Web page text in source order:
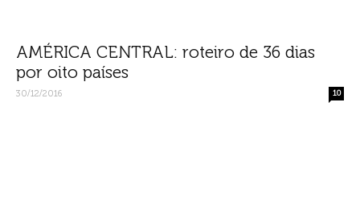
AMÉRICA CENTRAL: roteiro de 36 dias
por oito países
30/12/2016 10